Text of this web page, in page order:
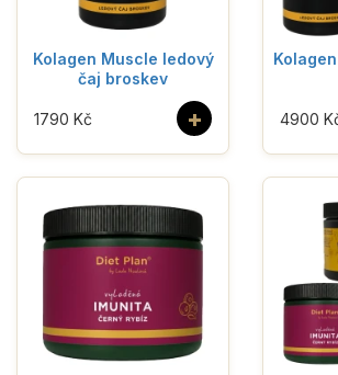
Kolagen Muscle ledový
čaj broskev
+
1790 Kč 4900